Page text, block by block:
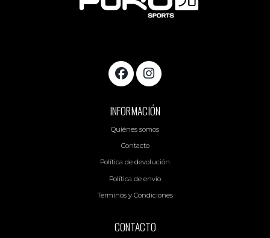
INFORMACIÓN
Quiénes somos
Contacto
Política de devolución
Política de envío
Términos y Condiciones
CONTACTO